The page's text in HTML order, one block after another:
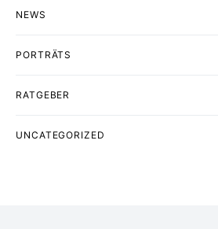
NEWS
PORTRÄTS
RATGEBER
UNCATEGORIZED